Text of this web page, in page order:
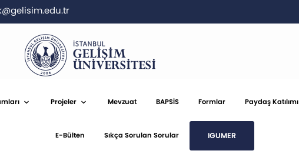
Projeler Mevzuat BAPSİS Formlar Paydaş Katılımı
E-Bülten Sıkça Sorulan Sorular IGUMER